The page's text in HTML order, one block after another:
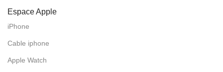
Espace Apple
iPhone
Cable iphone
Apple Watch